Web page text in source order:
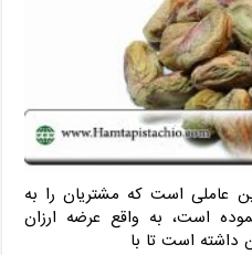
عاملی است که مشتریان را به
است، به واقع عرضه ارزان
داشته است تا با